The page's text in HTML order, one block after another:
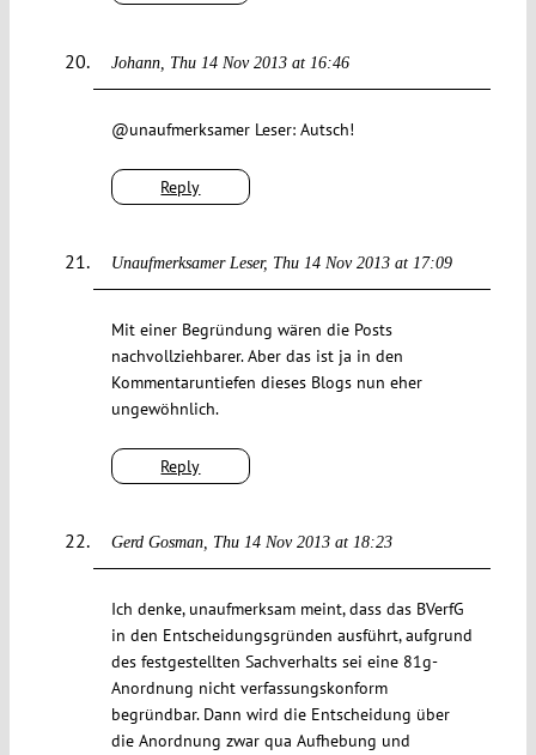
Johann Thu 14 Nov 2013 at 16:46
Reply
@unaufmerksamer Leser: Autsch!
Unaufmerksamer Leser Thu 14 Nov 2013 at 17:09
Reply
Mit einer Begründung wären die Posts
nachvollziehbarer. Aber das ist ja in den
Kommentaruntiefen dieses Blogs nun eher
ungewöhnlich.
Gerd Gosman Thu 14 Nov 2013 at 18:23
Ich denke, unaufmerksam meint, dass das BVerfG
in den Entscheidungsgründen ausführt, aufgrund
des festgestellten Sachverhalts sei eine 81g-
Anordnung nicht verfassungskonform
begründbar. Dann wird die Entscheidung über
die Anordnung zwar qua Aufhebung und